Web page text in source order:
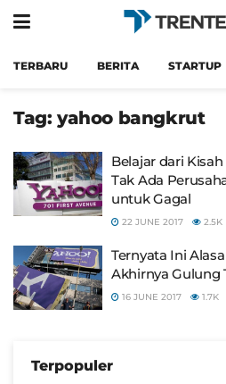
TERBARU BERITA STARTUP
Tag: yahoo bangkrut
Belajar dari
Tak Ada
untuk Gagal
22 JUNE 2017 2.5K
Ternyata Ini
Akhirnya Gulung
16 JUNE 2017 1.7K
Terpopuler